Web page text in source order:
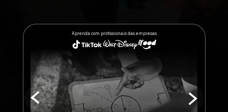
Aprenda com profissionais das empresas